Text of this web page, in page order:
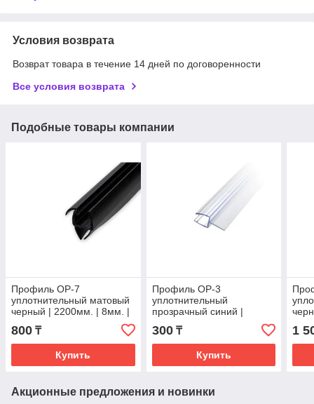
Условия возврата
Возврат товара в течение 14 дней по договоренности
Все условия возврата
Подобные товары компании
Профиль OP-7
уплотнительный матовый
черный | 2200мм. | 8мм. |
FGD-94 M/BL
800 ₸
Купить
Профиль OP-3
уплотнительный
прозрачный синий |
2200мм. | 8мм. | FGD-
90CR
300₸
Купить
1
Акционные предложения и новинки